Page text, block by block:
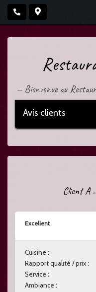
—Bienvenue au
Avis clients
Client A
Excellent
Cuisine :
Rapport qualité / prix :
Service :
Ambiance :